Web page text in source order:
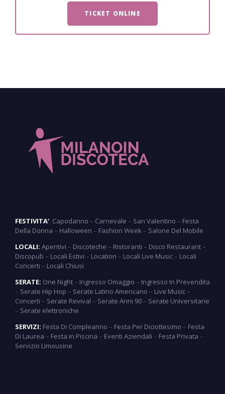
TICKET ONLINE
FESTIVITA’: Capodanno – Carnevale – San Valentino – Festa
Della Donna – Halloween – Fashion Week – Salone Del Mobile
LOCALI: Aperitivi – Discoteche – Ristoranti – Disco Restaurant–
Discopub – Locali Estivi – Location – Locali Live Music– Locali
Concerti – Locali Chiusi
SERATE: One Night– Ingresso Omaggio – Ingresso In Prevendita
– Serate Hip Hop – Serate Latino Americano – Live Music–
Concerti – Serate Revival – Serate Anni 90– Serate Universitarie
– Serate elettroniche
SERVIZI: Festa Di Compleanno – Festa Per Diciottesimo – Festa
Di Laurea – Festa in Piscina – Eventi Aziendali – Festa Privata –
Servizio Limousine